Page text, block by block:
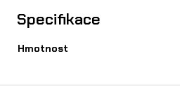
S
Specifikace
Hmotnost